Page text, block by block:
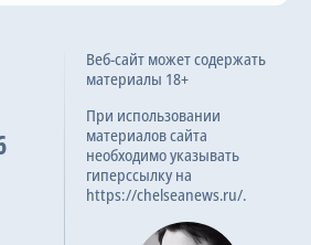
Веб-сайт может содержать
материалы 18+
При использовании
материалов сайта
необходимо указывать
гиперссылку на
https://chelseanews.ru/.